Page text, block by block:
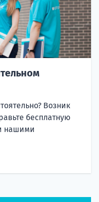
Возник
бесплатную
нашими